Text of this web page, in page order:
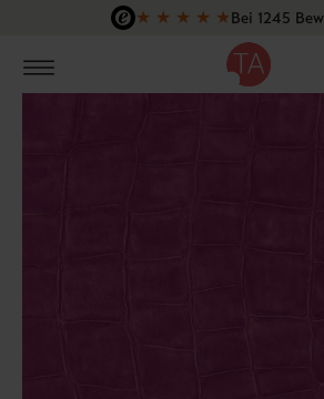
Zum Hauptinhalt springen
★ ★ ★ ★ ★Bei 1245